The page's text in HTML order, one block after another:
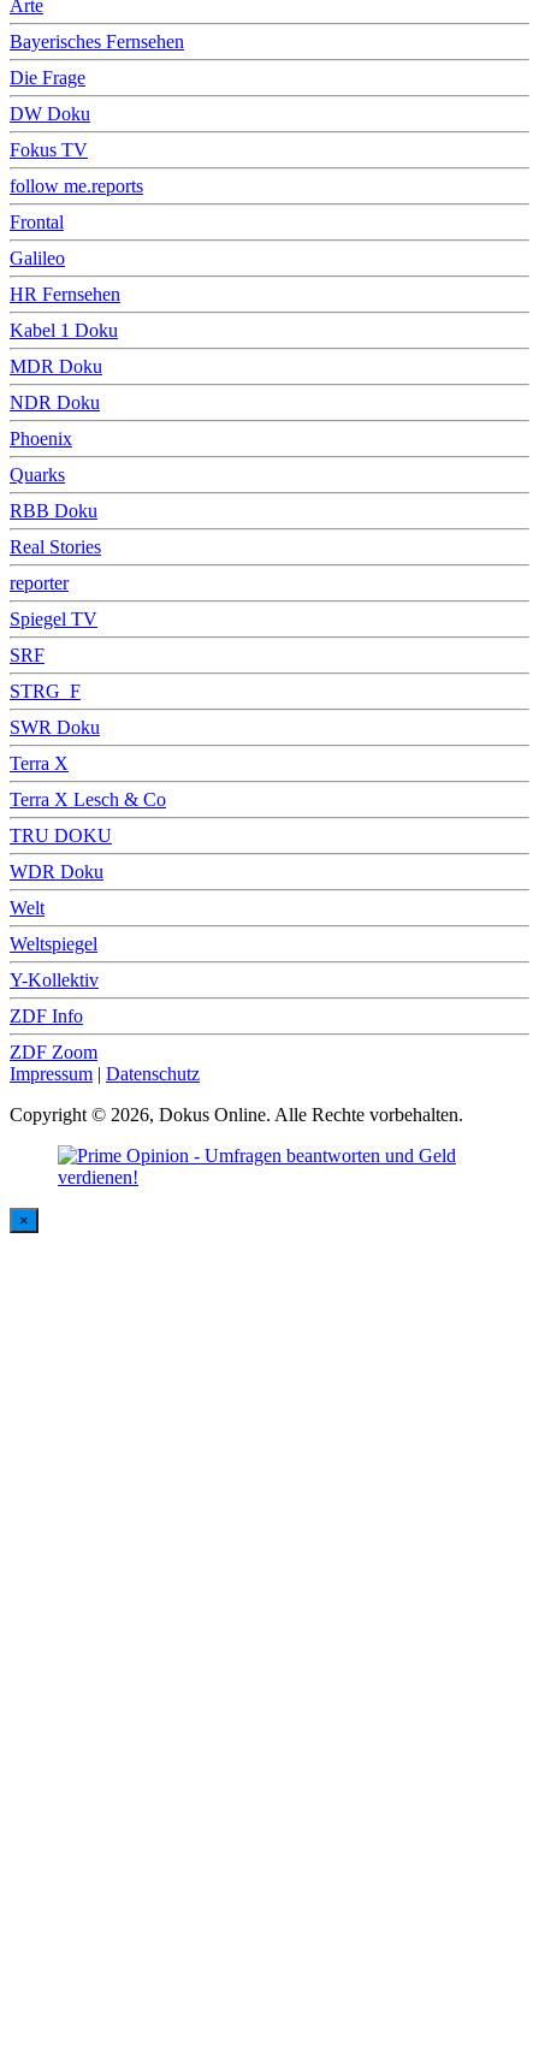
Arte
Bayerisches Fernsehen
Die Frage
DW Doku
Fokus TV
follow me.reports
Frontal
Galileo
HR Fernsehen
Kabel 1 Doku
MDR Doku
NDR Doku
Phoenix
Quarks
RBB Doku
Real Stories
reporter
Spiegel TV
SRF
STRG_F
SWR Doku
Terra X
Terra X Lesch & Co
TRU DOKU
WDR Doku
Welt
Weltspiegel
Y-Kollektiv
ZDF Info
ZDF Zoom
Impressum | Datenschutz
Copyright © 2026, Dokus Online. Alle Rechte vorbehalten.
×